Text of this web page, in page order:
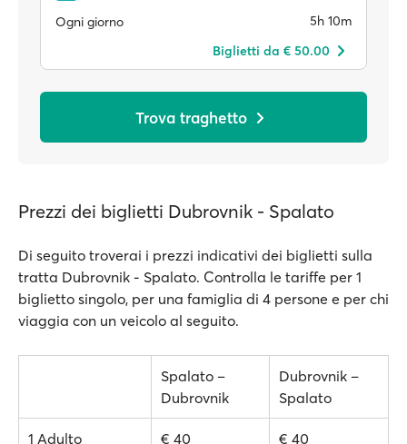
Ogni giorno
5h 10m
Biglietti da € 50.00
Trova traghetto
Prezzi dei biglietti Dubrovnik - Spalato
Di seguito troverai i prezzi indicativi dei biglietti sulla
tratta Dubrovnik - Spalato. Controlla le tariffe per 1
biglietto singolo, per una famiglia di 4 persone e per chi
viaggia con un veicolo al seguito.
Spalato –
Dubrovnik
Dubrovnik –
Spalato
1 Adulto € 40 € 40